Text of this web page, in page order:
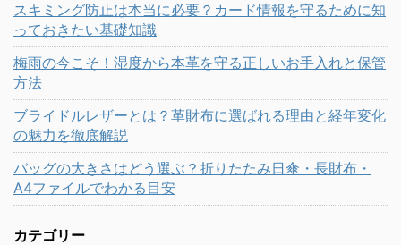
スキミング防止は本当に必要？カード情報を守るために知
っておきたい基礎知識
梅雨の今こそ！湿度から本革を守る正しいお手入れと保管
方法
ブライドルレザーとは？革財布に選ばれる理由と経年変化
の魅力を徹底解説
バッグの大きさはどう選ぶ？折りたたみ日傘・長財布・
A4ファイルでわかる目安
カテゴリー